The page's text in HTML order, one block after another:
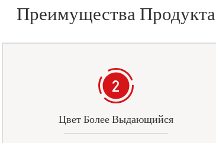
Преимущества Продукта
Цвет Более Выдающийся